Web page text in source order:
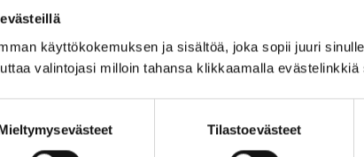
käyttökokemuksen ja sisältöä, joka sopii juuri
valintojasi milloin tahansa klikkaamalla
Tilastoevästeet
Voit tulla kurssille
Kurssimme ovat
kursseille
KURSSIKALENTERI